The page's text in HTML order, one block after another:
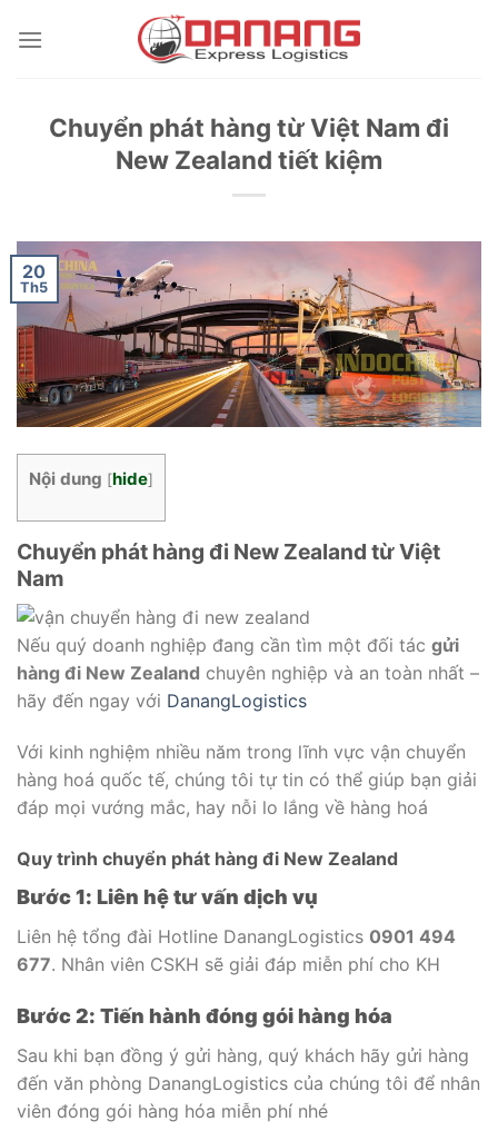
Chuyển phát hàng từ Việt Nam đi
New Zealand tiết kiệm
20
Th5
Nội dung [hide]
Chuyển phát hàng đi New Zealand từ Việt
Nam
Nếu quý doanh nghiệp đang cần tìm một đối tác gửi
hàng đi New Zealand chuyên nghiệp và an toàn nhất –
hãy đến ngay với DanangLogistics
Với kinh nghiệm nhiều năm trong lĩnh vực vận chuyển
hàng hoá quốc tế, chúng tôi tự tin có thể giúp bạn giải
đáp mọi vướng mắc, hay nỗi lo lắng về hàng hoá
Quy trình chuyển phát hàng đi New Zealand
Bước 1: Liên hệ tư vấn dịch vụ
Liên hệ tổng đài Hotline DanangLogistics 0901 494
677. Nhân viên CSKH sẽ giải đáp miễn phí cho KH
Bước 2: Tiến hành đóng gói hàng hóa
Sau khi bạn đồng ý gửi hàng, quý khách hãy gửi hàng
đến văn phòng DanangLogistics của chúng tôi để nhân
viên đóng gói hàng hóa miễn phí nhé